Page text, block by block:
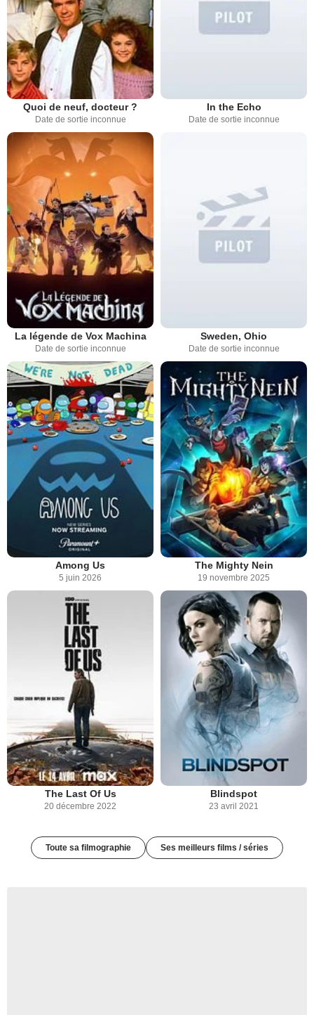
Quoi de neuf, docteur ?
Date de sortie inconnue
In the Echo
Date de sortie inconnue
La légende de Vox Machina
Date de sortie inconnue
Sweden, Ohio
Date de sortie inconnue
Among Us
5 juin 2026
The Mighty Nein
19 novembre 2025
The Last Of Us
20 décembre 2022
Blindspot
23 avril 2021
Toute sa filmographie Ses meilleurs films / séries